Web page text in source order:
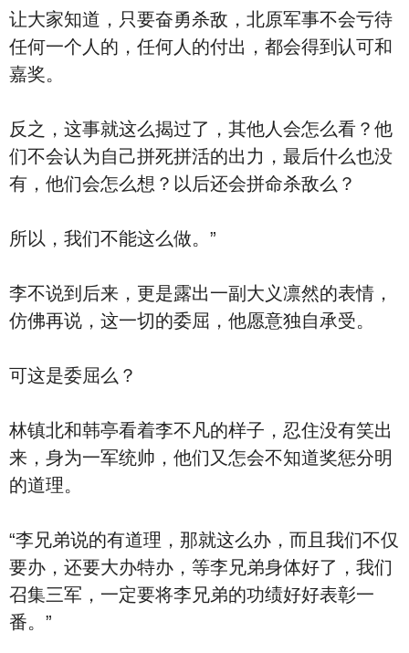
让大家知道，只要奋勇杀敌，北原军事不会亏待
任何一个人的，任何人的付出，都会得到认可和
嘉奖。
反之，这事就这么揭过了，其他人会怎么看？他
们不会认为自己拼死拼活的出力，最后什么也没
有，他们会怎么想？以后还会拼命杀敌么？
所以，我们不能这么做。”
李不说到后来，更是露出一副大义凛然的表情，
仿佛再说，这一切的委屈，他愿意独自承受。
可这是委屈么？
林镇北和韩亭看着李不凡的样子，忍住没有笑出
来，身为一军统帅，他们又怎会不知道奖惩分明
的道理。
“李兄弟说的有道理，那就这么办，而且我们不仅
要办，还要大办特办，等李兄弟身体好了，我们
召集三军，一定要将李兄弟的功绩好好表彰一
番。”